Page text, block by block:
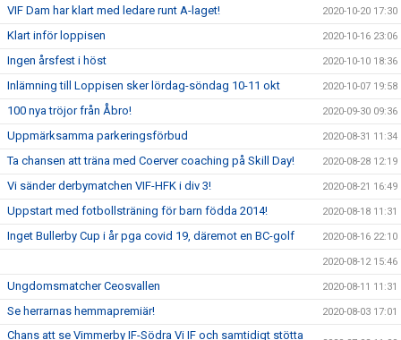
VIF Dam har klart med ledare runt A-laget! 2020-10-20 17:30
Klart inför loppisen 2020-10-16 23:06
Ingen årsfest i höst 2020-10-10 18:36
Inlämning till Loppisen sker lördag-söndag 10-11 okt 2020-10-07 19:58
100 nya tröjor från Åbro! 2020-09-30 09:36
Uppmärksamma parkeringsförbud 2020-08-31 11:34
Ta chansen att träna med Coerver coaching på Skill Day! 2020-08-28 12:19
Vi sänder derbymatchen VIF-HFK i div 3! 2020-08-21 16:49
Uppstart med fotbollsträning för barn födda 2014! 2020-08-18 11:31
Inget Bullerby Cup i år pga covid 19, däremot en BC-golf 2020-08-16 22:10
2020-08-12 15:46
Ungdomsmatcher Ceosvallen 2020-08-11 11:31
Se herrarnas hemmapremiär! 2020-08-03 17:01
Chans att se Vimmerby IF-Södra Vi IF och samtidigt stötta